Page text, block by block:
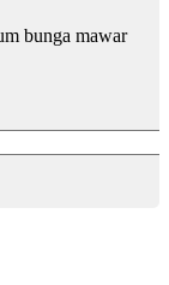
bunga mawar